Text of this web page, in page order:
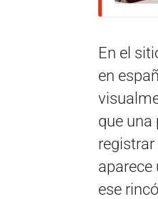
En el
en
que una
registrar
aparece
ese